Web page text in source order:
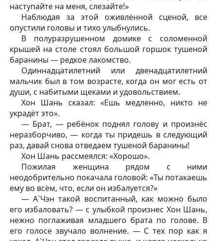
наступайте на меня, слезайте!»
Наблюдая за этой оживлённой сценой, все
опустили головы и тихо улыбнулись.
В полуразрушенном домике с соломенной
крышей на столе стоял большой горшок тушеной
баранины — редкое лакомство.
Одиннадцатилетний или двенадцатилетний
мальчик был в том возрасте, когда он мог есть от
души, с набитыми щеками и удовольствием.
Хон Шань сказал: «Ешь медленно, никто не
украдёт это».
— Брат, — ребёнок поднял голову и произнёс
неразборчиво, — когда ты придешь в следующий
раз, давай снова отведаем тушеной баранины!
Хон Шань рассмеялся: «Хорошо».
Пожилая женщина рядом с ними
неодобрительно покачала головой: «Ты потакаешь
ему во всём, что, если он избалуется?»
— А`Чэн такой воспитанный, как можно было
его избаловать? — с улыбкой произнес Хон Шань,
нежно поглаживая младшего брата по голове. В
его голосе звучало волнение. — С тех пор как я